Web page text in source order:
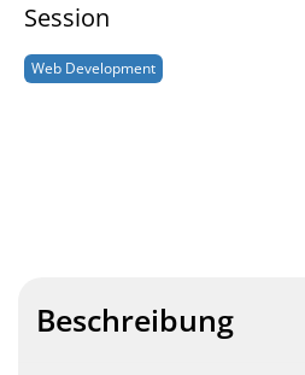
Session
Web Development
Beschreibung